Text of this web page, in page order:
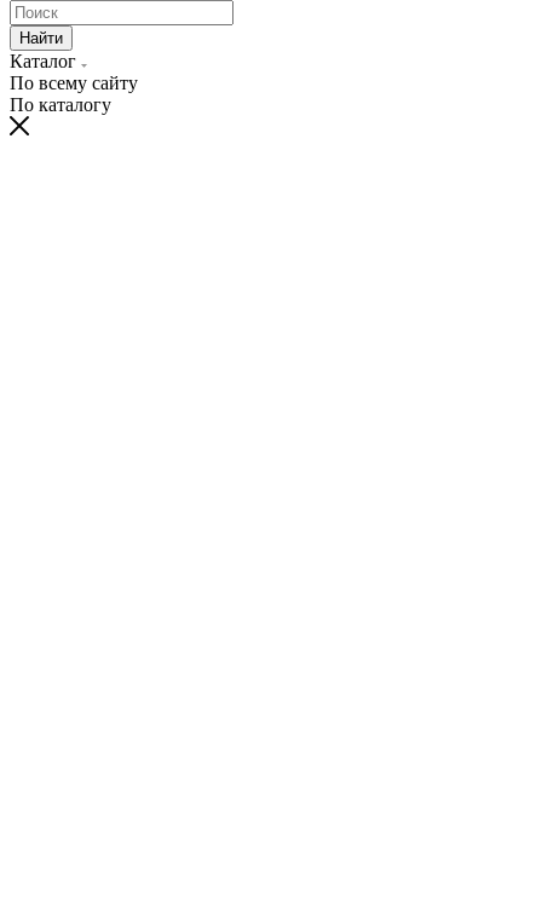
Найти
Каталог
По всему сайту
По каталогу